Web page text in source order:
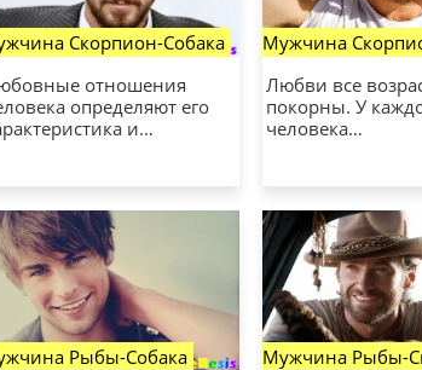
Скорпион-Собака
отношения
определяют его
и…
Мужчина
Любви все
покорны. У
человека…
Рыбы-Собака
Мужчина Рыбы-